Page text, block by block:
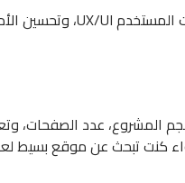
المشروع، عدد الصفحات،
كنت تبحث عن موقع بسيط